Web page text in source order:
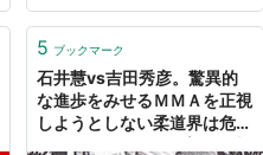
5 ブックマーク
石井慧vs吉田秀彦。驚異的
な進歩をみせるＭＭＡを正視
しようとしない柔道界は危機